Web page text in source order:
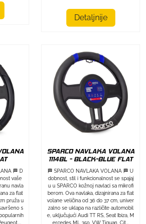
Detaljnije
🏁 D
vaše
navla
za flat
pruža u
s
SPARCO NAVLAKA VOLANA
1114BL - BLACK-BLUE FLAT
🏁 SPARCO NAVLAKA VOLANA 🏁 U
dobnost, stil i funkcionalnost se spajaj
u u SPARCO kožnoj navlaci sa mikrofi
berom. Ova navlaka, dizajnirana za flat
volane veličina od 36 do 37 cm, univer
zalno se uklapa na različite automobil
e, uključujući Audi TT RS, Seat Ibiza, M